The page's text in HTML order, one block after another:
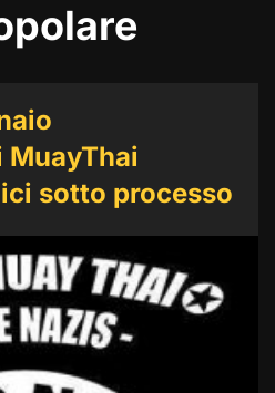
sotto processo